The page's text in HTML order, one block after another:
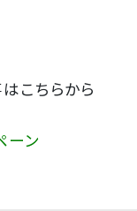
こちらから
ーン